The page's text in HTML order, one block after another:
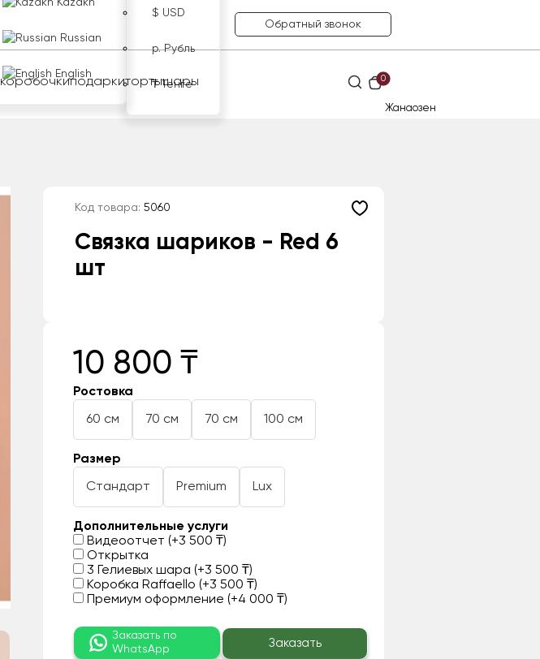
Kazakh
Russian
English
$ USD
р. Рубль
₸ Тенге
Обратный звонок
коробочкиподаркитортышары 0
Жанаозен
Код товара: 5060
Связка шариков - Red 6
шт
10 800 ₸
Ростовка
60 см 70 см 70 см 100 см
Размер
Стандарт Premium Lux
Дополнительные услуги
Видеоотчет (+3 500 ₸)
Открытка
3 Гелиевых шара (+3 500 ₸)
Коробка Raffaello (+3 500 ₸)
Премиум оформление (+4 000 ₸)
Заказать по
WhatsApp
Заказать